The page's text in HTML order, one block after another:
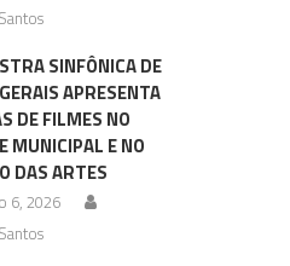
SINFÔNICA DE
APRESENTA
DE FILMES NO
MUNICIPAL E NO
DAS ARTES
6, 2026